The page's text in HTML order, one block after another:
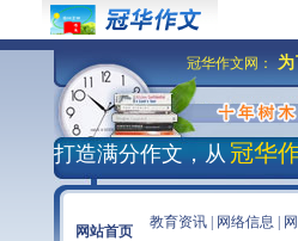
冠华作文网： 为
打造满分作文，从 冠华
网站首页
教育资讯| 网络信息